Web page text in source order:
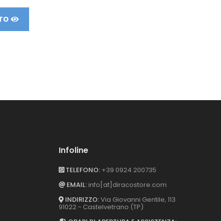
Infoline
TELEFONO: +39 0924 200735
EMAIL: info[at]diracostore.com
INDIRIZZO:Via Giovanni Gentile, 113
91022 - Castelvetrano (TP)